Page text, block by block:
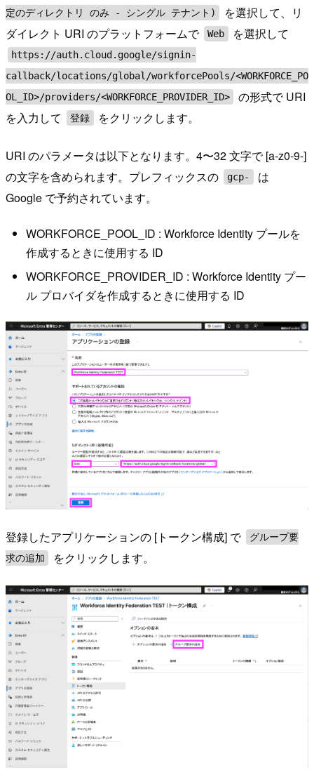
定のディレクトリ のみ - シングル テナント)
を選択して、リ
ダイレクト URI のプラットフォームで
Web を選択して
https://auth.cloud.google/signin-
callback/locations/global/workforcePools/<WORKFORCE_PO
OL_ID>/providers/<WORKFORCE_PROVIDER_ID>
の形式で URI
を入力して
登録 をクリックします。
URI のパラメータは以下となります。4〜32 文字で [a-z0-9-]
の文字を含められます。プレフィックスの
gcp-
は
Google で予約されています。
WORKFORCE_POOL_ID : Workforce Identity プールを
作成するときに使用する ID
WORKFORCE_PROVIDER_ID : Workforce Identity プー
ル プロバイダを作成するときに使用する ID
登録したアプリケーションの [トークン構成] で
グループ要
求の追加
をクリックします。